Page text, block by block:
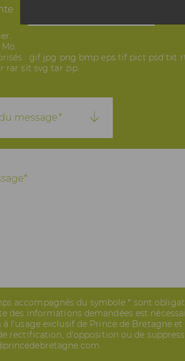
: gif jpg png bmp eps tif pict psd txt
rar sit svg tar zip.
message*
accompagnés du symbole * sont
des informations demandées est
à l'usage exclusif de Prince de Bretagne
rectification, d'opposition ou de